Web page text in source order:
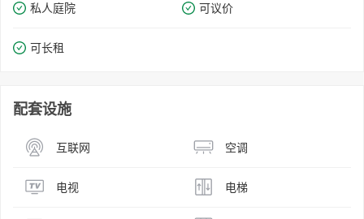
私人庭院 可议价
可长租
配套设施
互联网 空调
电视 电梯